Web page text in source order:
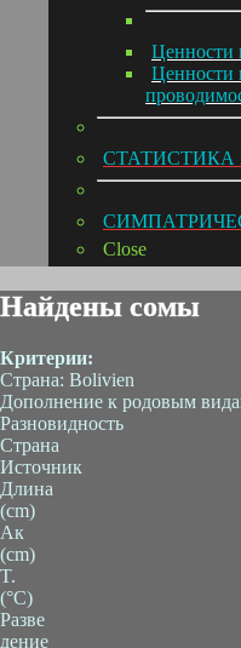
Ценности
Ценности
Close
Найдены сомы
Критерии:
Страна: Bolivien
Дополнение к родовым
Разновидность
Страна
Источник
Длина
(cm)
Ак
(cm)
T.
(°C)
Разве
дение